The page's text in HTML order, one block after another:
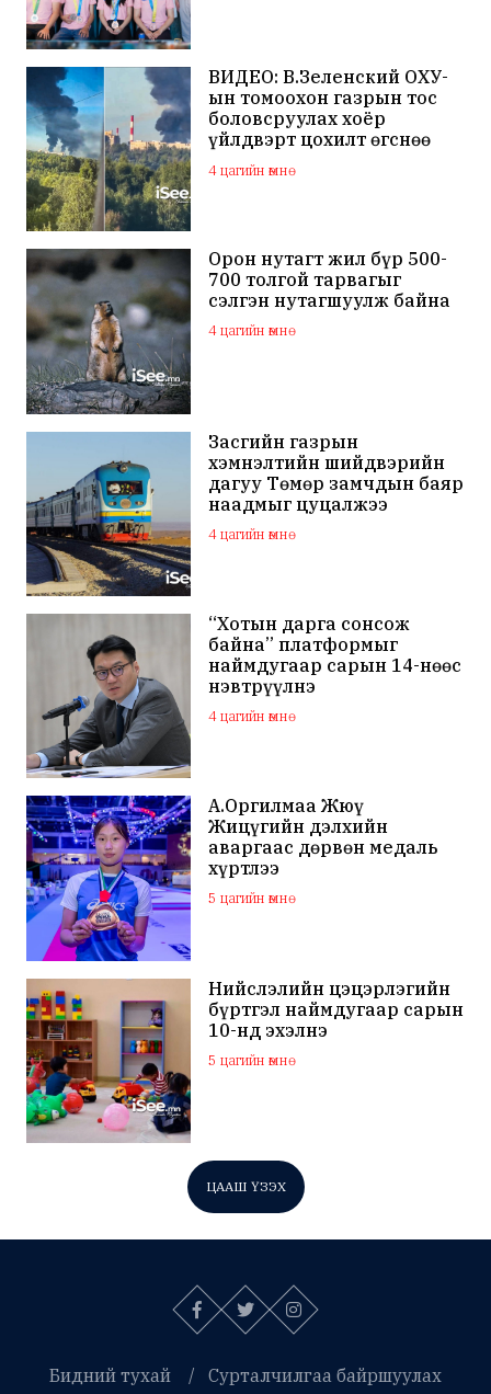
ВИДЕО: В.Зеленский ОХУ-
ын томоохон газрын тос
боловсруулах хоёр
үйлдвэрт цохилт өгснөө
мэдэгдлээ
4 цагийн өмнө
Орон нутагт жил бүр 500-
700 толгой тарвагыг
сэлгэн нутагшуулж байна
4 цагийн өмнө
Засгийн газрын
хэмнэлтийн шийдвэрийн
дагуу Төмөр замчдын баяр
наадмыг цуцалжээ
4 цагийн өмнө
“Хотын дарга сонсож
байна” платформыг
наймдугаар сарын 14-нөөс
нэвтрүүлнэ
4 цагийн өмнө
А.Оргилмаа Жюү
Жицүгийн дэлхийн
аваргаас дөрвөн медаль
хүртлээ
5 цагийн өмнө
Нийслэлийн цэцэрлэгийн
бүртгэл наймдугаар сарын
10-нд эхэлнэ
5 цагийн өмнө
ЦААШ ҮЗЭХ
Бидний тухай
Сурталчилгаа байршуулах